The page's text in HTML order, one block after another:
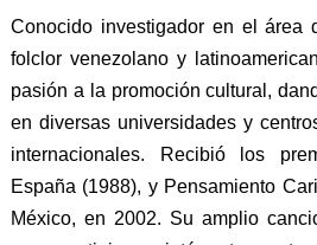
Conocido investigador en el área
folclor venezolano y
pasión a la promoción cultural,
en diversas universidades y
internacionales. Recibió los
España (1988), y Pensamiento
México, en 2002. Su amplio